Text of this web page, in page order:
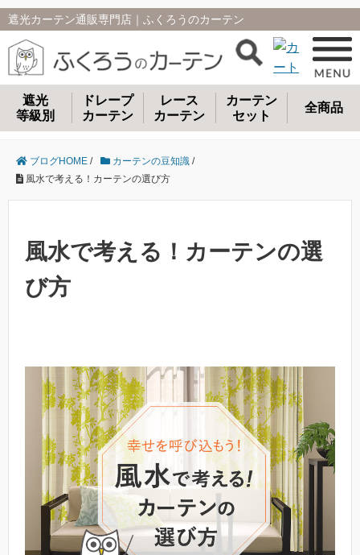
遮光カーテン通販専門店｜ふくろうのカーテン
遮光
等級別
ドレープ
カーテン
レース
カーテン
カーテン
セット
全商品
ブログHOME / カーテンの豆知識 /
風水で考える！カーテンの選び方
風水で考える！カーテンの選
び方